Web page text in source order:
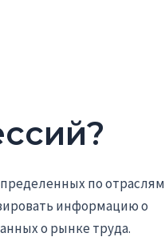
по отраслям
информацию о
о рынке труда.